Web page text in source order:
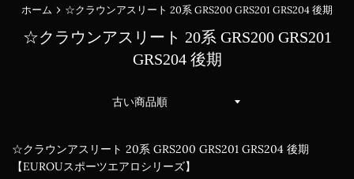
ー
ホーム › ☆クラウンアスリート 20系 GRS200 GRS201 GRS204 後期
☆クラウンアスリート 20系 GRS200 GRS201
GRS204 後期
並
え
☆クラウンアスリート 20系 GRS200 GRS201 GRS204 後期
【EUROUスポーツエアロシリーズ】